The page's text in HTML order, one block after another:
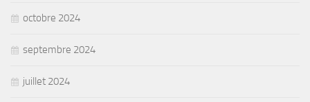
octobre 2024
septembre 2024
juillet 2024